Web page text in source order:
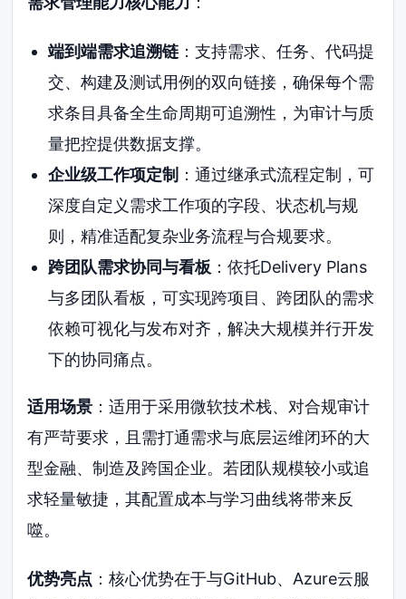
端到端需求追溯链：支持需求、任务、代码提
交、构建及测试用例的双向链接，确保每个需
求条目具备全生命周期可追溯性，为审计与质
量把控提供数据支撑。
企业级工作项定制 ：通过继承式流程定制，可
深度自定义需求工作项的字段、状态机与规
则，精准适配复杂业务流程与合规要求。
跨团队需求协同与看板：依托Delivery Plans
与多团队看板，可实现跨项目、跨团队的需求
依赖可视化与发布对齐，解决大规模并行开发
下的协同痛点。
适用场景 ：适用于采用微软技术栈、对合规审计
有严苛要求，且需打通需求与底层运维闭环的大
型金融、制造及跨国企业。若团队规模较小或追
求轻量敏捷，其配置成本与学习曲线将带来反
噬。
优势亮点 ：核心优势在于与GitHub、Azure云服